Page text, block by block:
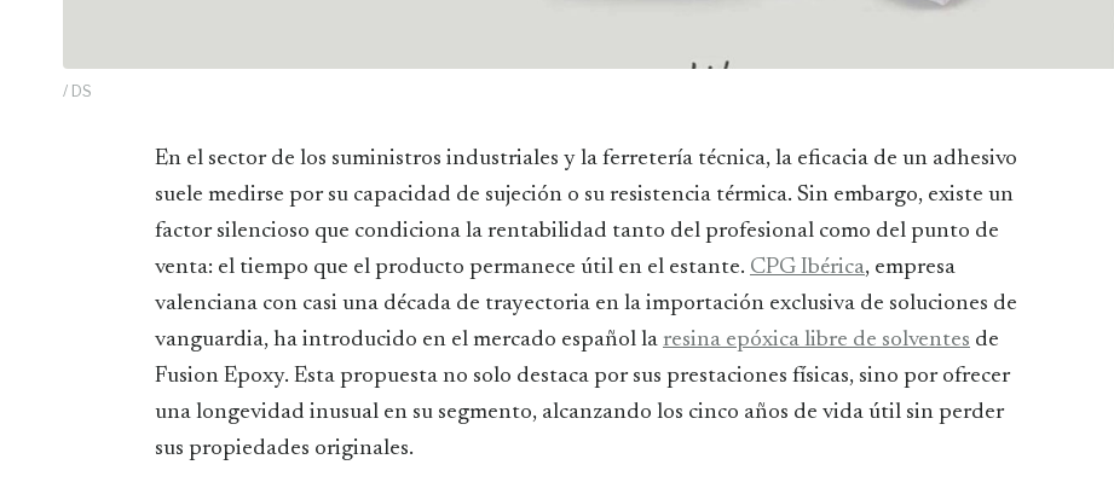
/ DS
En el sector de los suministros industriales y la ferretería técnica, la eficacia de un adhesivo
suele medirse por su capacidad de sujeción o su resistencia térmica. Sin embargo, existe un
factor silencioso que condiciona la rentabilidad tanto del profesional como del punto de
venta: el tiempo que el producto permanece útil en el estante. CPG Ibérica, empresa
valenciana con casi una década de trayectoria en la importación exclusiva de soluciones de
vanguardia, ha introducido en el mercado español la resina epóxica libre de solventes de
Fusion Epoxy. Esta propuesta no solo destaca por sus prestaciones físicas, sino por ofrecer
una longevidad inusual en su segmento, alcanzando los cinco años de vida útil sin perder
sus propiedades originales.